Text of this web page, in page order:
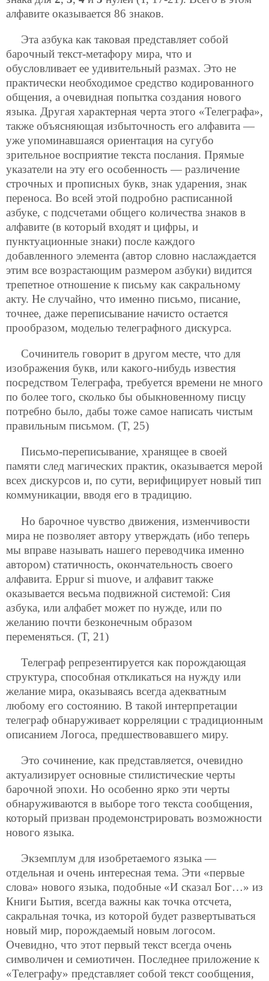
алфавите оказывается 86 знаков.
Эта азбука как таковая представляет собой
барочный текст-метафору мира, что и
обусловливает ее удивительный размах. Это не
практически необходимое средство кодированного
общения, а очевидная попытка создания нового
языка. Другая характерная черта этого «Телеграфа»,
также объясняющая избыточность его алфавита —
уже упоминавшаяся ориентация на сугубо
зрительное восприятие текста послания. Прямые
указатели на эту его особенность — различение
строчных и прописных букв, знак ударения, знак
переноса. Во всей этой подробно расписанной
азбуке, с подсчетами общего количества знаков в
алфавите (в который входят и цифры, и
пунктуационные знаки) после каждого
добавленного элемента (автор словно наслаждается
этим все возрастающим размером азбуки) видится
трепетное отношение к письму как сакральному
акту. Не случайно, что именно письмо, писание,
точнее, даже переписывание начисто остается
прообразом, моделью телеграфного дискурса.
Сочинитель говорит в другом месте, что для
изображения букв, или какого-нибудь известия
посредством Телеграфа, требуется времени не много
по более того, сколько бы обыкновенному писцу
потребно было, дабы тоже самое написать чистым
правильным письмом. (Т, 25)
Письмо-переписывание, хранящее в своей
памяти след магических практик, оказывается мерой
всех дискурсов и, по сути, верифицирует новый тип
коммуникации, вводя его в традицию.
Но барочное чувство движения, изменчивости
мира не позволяет автору утверждать (ибо теперь
мы вправе называть нашего переводчика именно
автором) статичность, окончательность своего
алфавита. Eppur si muove, и алфавит также
оказывается весьма подвижной системой: Сия
азбука, или алфабет может по нужде, или по
желанию почти безконечным образом
переменяться. (Т, 21)
Телеграф репрезентируется как порождающая
структура, способная откликаться на нужду или
желание мира, оказываясь всегда адекватным
любому его состоянию. В такой интерпретации
телеграф обнаруживает корреляции с традиционным
описанием Логоса, предшествовавшего миру.
Это сочинение, как представляется, очевидно
актуализирует основные стилистические черты
барочной эпохи. Но особенно ярко эти черты
обнаруживаются в выборе того текста сообщения,
который призван продемонстрировать возможности
нового языка.
Экземплум для изобретаемого языка —
отдельная и очень интересная тема. Эти «первые
слова» нового языка, подобные «И сказал Бог…» из
Книги Бытия, всегда важны как точка отсчета,
сакральная точка, из которой будет развертываться
новый мир, порождаемый новым логосом.
Очевидно, что этот первый текст всегда очень
символичен и семиотичен. Последнее приложение к
«Телеграфу» представляет собой текст сообщения,